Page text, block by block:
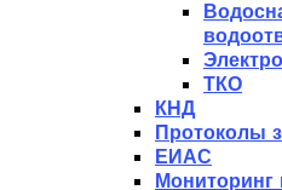
ТКО
КНД
Протоколы
ЕИАС
Мониторинг